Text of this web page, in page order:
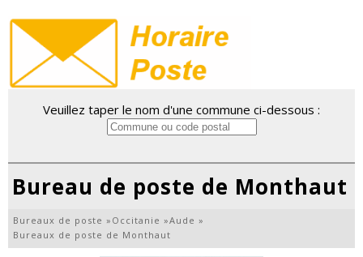
Veuillez taper le nom d'une commune ci-dessous :
Bureau de poste de Monthaut
Bureaux de poste » Occitanie »Aude »
Bureaux de poste de Monthaut